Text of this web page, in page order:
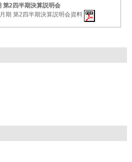
第2四半期決算説明会
期 第2四半期決算説明会資料